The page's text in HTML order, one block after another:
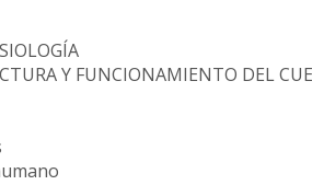
Y FUNCIONAMIENTO DEL